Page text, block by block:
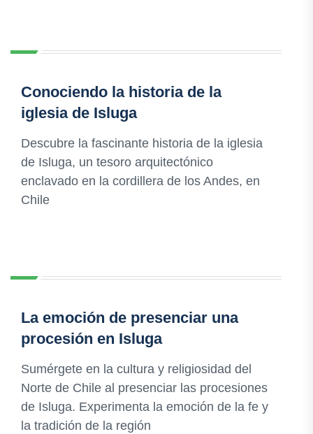
Conociendo la historia de la
iglesia de Isluga
Descubre la fascinante historia de la iglesia
de Isluga, un tesoro arquitectónico
enclavado en la cordillera de los Andes, en
Chile
La emoción de presenciar una
procesión en Isluga
Sumérgete en la cultura y religiosidad del
Norte de Chile al presenciar las procesiones
de Isluga. Experimenta la emoción de la fe y
la tradición de la región